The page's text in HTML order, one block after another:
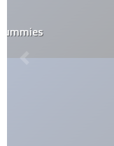
Truco al revés